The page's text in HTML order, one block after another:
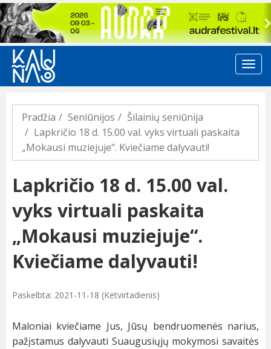
Previous
Pradžia Seniūnijos
Šilainių seniūnija
Lapkričio 18 d. 15.00 val. vyks virtuali paskaita
„Mokausi muziejuje“. Kviečiame dalyvauti!
Lapkričio 18 d. 15.00 val.
vyks virtuali paskaita
„Mokausi muziejuje“.
Kviečiame dalyvauti!
Paskelbta: 2021-11-18 (Ketvirtadienis)
Maloniai kviečiame Jus, Jūsų bendruomenės narius,
pažįstamus dalyvauti Suaugusiųjų mokymosi savaitės